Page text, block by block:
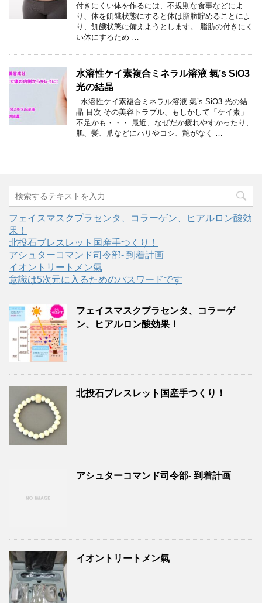
付きにくい体を作るには、不規則な食事などによ
り、体を飢餓状態にすると体は脂肪貯めることによ
り、飢餓状態に備えようとします。 脂肪の付きにく
い体にするため …
水溶性ケイ素複合ミネラル溶液 氣’s SiO3
光の結晶
水溶性ケイ素複合ミネラル溶液 氣’s SiO3 光の結
晶 目次 その美容トラブル、もしかして「ケイ素」
不足かも・・・ 最近、なぜだか疲れやすかったり、
肌、髪、爪などにハリやコシ、艶がなく …
フェイスマスクプラセンタ、コラーゲン、ヒアルロン酸効
果！
北投石ブレスレット国産手つくり！
アシュターコマンド司令部- 到着計画
イオントリートメン氣
意識は5次元に入るためのパスワードです
フェイスマスクプラセンタ、コラーゲ
ン、ヒアルロン酸効果！
北投石ブレスレット国産手つくり！
アシュターコマンド司令部- 到着計画
イオントリートメン氣